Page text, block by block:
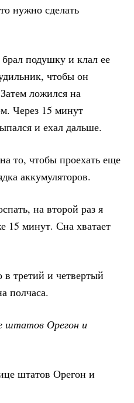
нужно сделать
подушку и клал ее
чтобы он
ложился на
Через 15 минут
и ехал дальше.
то, чтобы проехать еще
аккумуляторов.
на второй раз я
15 минут. Сна хватает
третий и четвертый
полчаса.
штатов Орегон и